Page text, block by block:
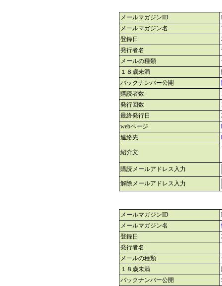
メールマガジンID
メールマガジン名
登録日
発行者名
メールの種類
１８歳未満
バックナンバー公開
購読者数
発行回数
最終発行日
webページ
連絡先
紹介文
購読メールアドレス入力
解除メールアドレス入力
メールマガジンID
メールマガジン名
登録日
発行者名
メールの種類
１８歳未満
バックナンバー公開